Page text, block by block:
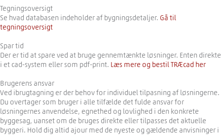
Tegningsoversigt
Se hvad databasen indeholder af bygningsdetaljer. Gå til
tegningsoversigt
Spar tid
Der er tid at spare ved at bruge gennemtænkte løsninger. Enten direkte
i et cad-system eller som pdf-print. Læs mere og bestil TRÆcad her
Brugerens ansvar
Ved ibrugtagning er der behov for individuel tilpasning af løsningerne.
Du overtager som bruger i alle tilfælde det fulde ansvar for
løsningernes anvendelse, egnethed og lovlighed i den konkrete
byggesag, uanset om de bruges direkte eller tilpasses det aktuelle
byggeri. Hold dig altid ajour med de nyeste og gældende anvisninger i